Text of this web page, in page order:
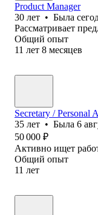
Product Manager
30 лет • Была
Рассматривает
Общий опыт
11 лет 8 месяцев
Secretary / Personal
35 лет • Была 6
50 000 ₽
Активно ищет
Общий опыт
11 лет